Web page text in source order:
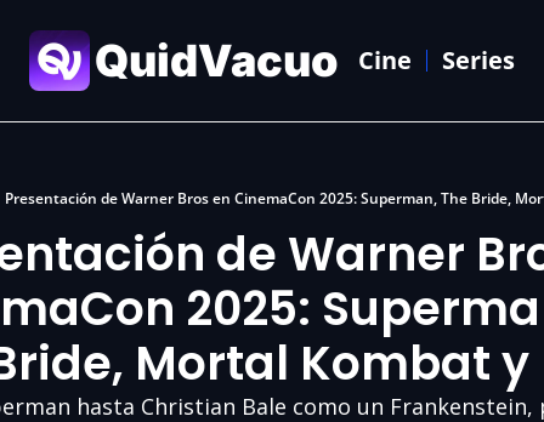
QuidVacuo Cine Series
Presentación de Warner Bros en CinemaCon 2025: Superman, The Bride,
de Warner
2025:
Mortal Kombat y
hasta Christian Bale como un Frankenstein,